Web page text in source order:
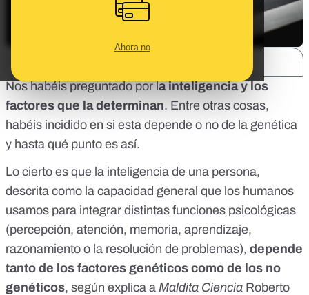
Ahora no
Nos habéis preguntado por la inteligencia y los
factores que la determinan. Entre otras cosas,
habéis incidido en si esta depende o no de la genética
y hasta qué punto es así.
Lo cierto es que la inteligencia de una persona,
descrita como la capacidad general que los humanos
usamos para integrar distintas funciones psicológicas
(percepción, atención, memoria, aprendizaje,
razonamiento o la resolución de problemas), depende
tanto de los factores genéticos como de los no
genéticos, según explica a Maldita Ciencia Roberto